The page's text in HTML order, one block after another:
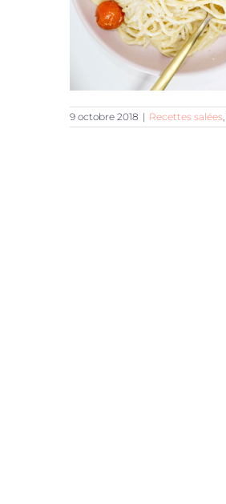
9 octobre 2018 | Recettes salées,